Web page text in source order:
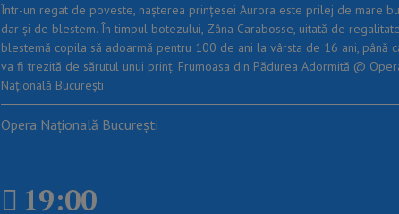
Într-un regat de poveste, nașterea prințesei Aurora este prilej de mare
dar și de blestem. În timpul botezului, Zâna Carabosse, uitată de
blestemă copila să adoarmă pentru 100 de ani la vârsta de 16 ani, până
va fi trezită de sărutul unui prinț. Frumoasa din Pădurea Adormită @
Națională București
Opera Națională București
19:00